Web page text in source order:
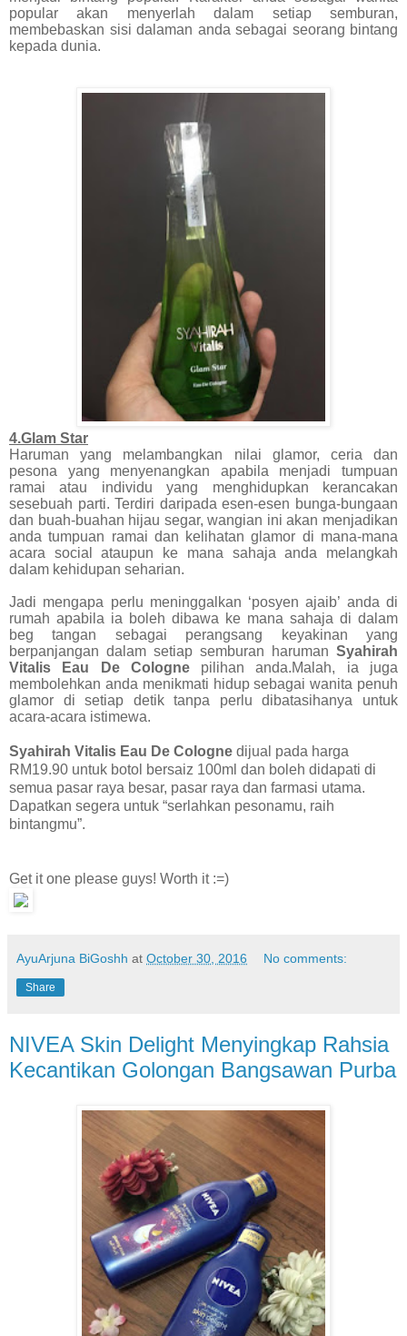
popular akan menyerlah dalam setiap semburan,
membebaskan sisi dalaman anda sebagai seorang bintang
kepada dunia.
4.Glam Star
Haruman yang melambangkan nilai glamor, ceria dan
pesona yang menyenangkan apabila menjadi tumpuan
ramai atau individu yang menghidupkan kerancakan
sesebuah parti. Terdiri daripada esen-esen bunga-bungaan
dan buah-buahan hijau segar, wangian ini akan menjadikan
anda tumpuan ramai dan kelihatan glamor di mana-mana
acara social ataupun ke mana sahaja anda melangkah
dalam kehidupan seharian.
Jadi mengapa perlu meninggalkan ‘posyen ajaib’ anda di
rumah apabila ia boleh dibawa ke mana sahaja di dalam
beg tangan sebagai perangsang keyakinan yang
berpanjangan dalam setiap semburan haruman Syahirah
Vitalis Eau De Cologne pilihan anda.Malah, ia juga
membolehkan anda menikmati hidup sebagai wanita penuh
glamor di setiap detik tanpa perlu dibatasihanya untuk
acara-acara istimewa.
Syahirah Vitalis Eau De Cologne dijual pada harga
RM19.90 untuk botol bersaiz 100ml dan boleh didapati di
semua pasar raya besar, pasar raya dan farmasi utama.
Dapatkan segera untuk “serlahkan pesonamu, raih
bintangmu”.
Get it one please guys! Worth it :=)
AyuArjuna BiGoshh at October 30, 2016 No comments:
Share
NIVEA Skin Delight Menyingkap Rahsia
Kecantikan Golongan Bangsawan Purba